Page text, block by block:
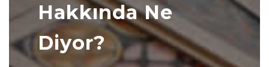
Hakkında Ne
Diyor?